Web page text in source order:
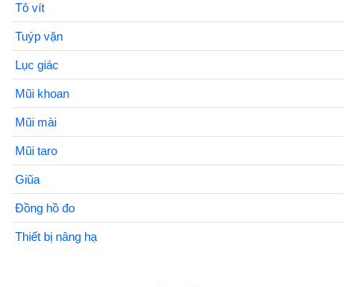
Tô vít
Tuýp vặn
Lục giác
Mũi khoan
Mũi mài
Mũi taro
Giũa
Đồng hồ đo
Thiết bị nâng hạ